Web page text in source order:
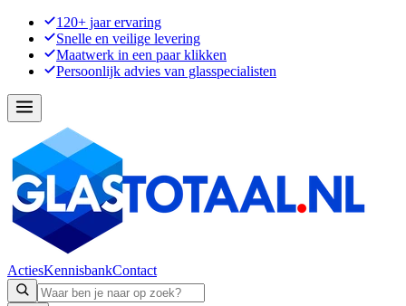
120+ jaar ervaring
Snelle en veilige levering
Maatwerk in een paar klikken
Persoonlijk advies van glasspecialisten
ActiesKennisbankContact